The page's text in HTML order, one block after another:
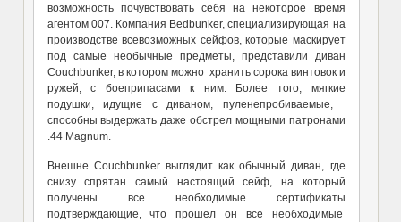
возможность почувствовать себя на некоторое время
агентом 007. Компания Bedbunker, специализирующая на
производстве всевозможных сейфов, которые маскирует
под самые необычные предметы, представили диван
Couchbunker, в котором можно хранить сорока винтовок и
ружей, с боеприпасами к ним. Более того, мягкие
подушки, идущие с диваном, пуленепробиваемые,
способны выдержать даже обстрел мощными патронами
.44 Magnum.
Внешне Couchbunker выглядит как обычный диван, где
снизу спрятан самый настоящий сейф, на который
получены все необходимые сертификаты
подтверждающие, что прошел он все необходимые